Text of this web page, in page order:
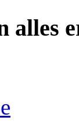
alles